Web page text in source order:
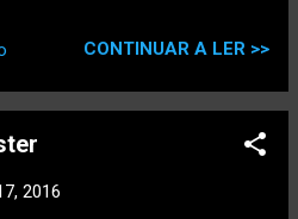
CONTINUAR A LER >>
2016